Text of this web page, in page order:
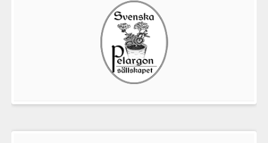
Pelargonsällskapets